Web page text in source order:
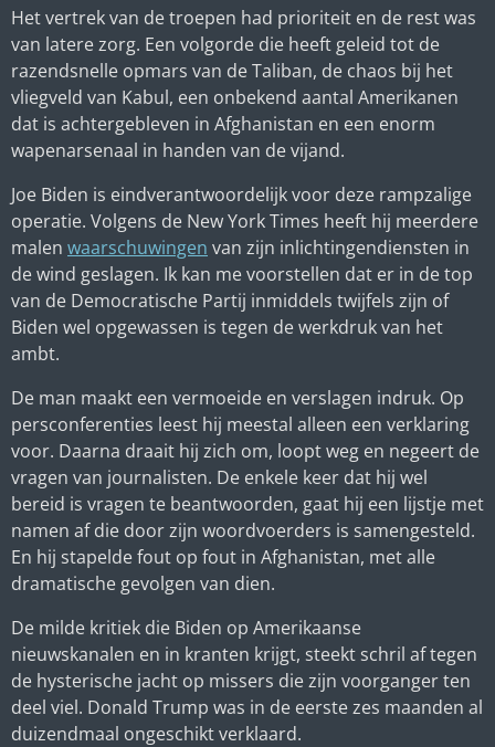
Het vertrek van de troepen had prioriteit en de rest was
van latere zorg. Een volgorde die heeft geleid tot de
razendsnelle opmars van de Taliban, de chaos bij het
vliegveld van Kabul, een onbekend aantal Amerikanen
dat is achtergebleven in Afghanistan en een enorm
wapenarsenaal in handen van de vijand.
Joe Biden is eindverantwoordelijk voor deze rampzalige
operatie. Volgens de New York Times heeft hij meerdere
malen waarschuwingen van zijn inlichtingendiensten in
de wind geslagen. Ik kan me voorstellen dat er in de top
van de Democratische Partij inmiddels twijfels zijn of
Biden wel opgewassen is tegen de werkdruk van het
ambt.
De man maakt een vermoeide en verslagen indruk. Op
persconferenties leest hij meestal alleen een verklaring
voor. Daarna draait hij zich om, loopt weg en negeert de
vragen van journalisten. De enkele keer dat hij wel
bereid is vragen te beantwoorden, gaat hij een lijstje met
namen af die door zijn woordvoerders is samengesteld.
En hij stapelde fout op fout in Afghanistan, met alle
dramatische gevolgen van dien.
De milde kritiek die Biden op Amerikaanse
nieuwskanalen en in kranten krijgt, steekt schril af tegen
de hysterische jacht op missers die zijn voorganger ten
deel viel. Donald Trump was in de eerste zes maanden al
duizendmaal ongeschikt verklaard.